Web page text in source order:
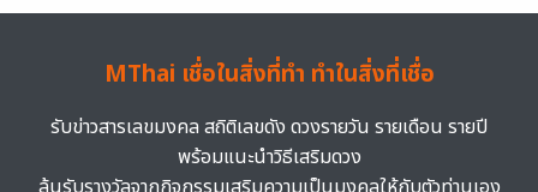
MThai เชื่อในสิ่งที่ทำ ทำในสิ่งที่เชื่อ
รับข่าวสารเลขมงคล สถิติเลขดัง ดวงรายวัน รายเดือน รายปี
พร้อมแนะนำวิธีเสริมดวง